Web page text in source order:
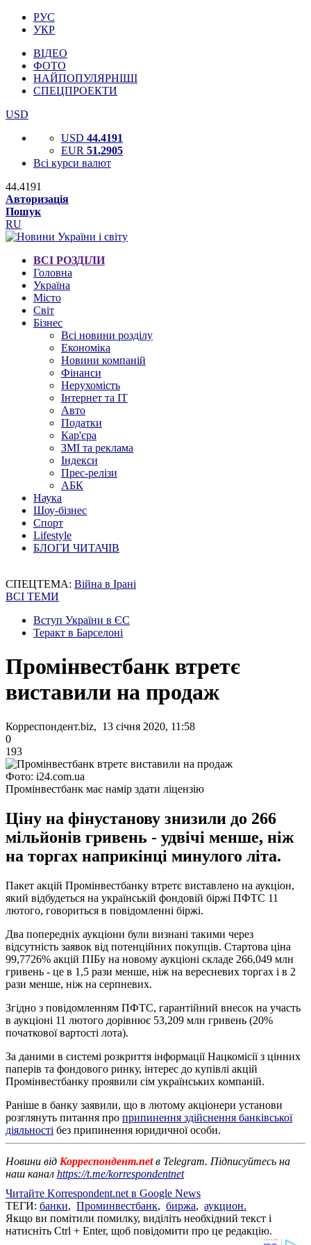
РУС
УКР
ВІДЕО
ФОТО
НАЙПОПУЛЯРНІШІ
СПЕЦПРОЕКТИ
USD
USD 44.4191
EUR 51.2905
Всі курси валют
44.4191
Авторизація
Пошук
RU
ВСІ РОЗДІЛИ
Головна
Україна
Місто
Світ
Бізнес
Всі новини розділу
Економіка
Новини компаній
Фінанси
Нерухомість
Інтернет та IT
Авто
Податки
Кар'єра
ЗМІ та реклама
Індекси
Прес-релізи
АБК
Наука
Шоу-бізнес
Спорт
Lifestyle
БЛОГИ ЧИТАЧІВ
СПЕЦТЕМА: Війна в Ірані
ВСІ ТЕМИ
Вступ України в ЄС
Теракт в Барселоні
Промінвестбанк втретє
виставили на продаж
Корреспондент.biz, 13 січня 2020, 11:58
0
193
Фото: i24.com.ua
Промінвестбанк має намір здати ліцензію
Ціну на фінустанову знизили до 266
мільйонів гривень - удвічі менше, ніж
на торгах наприкінці минулого літа.
Пакет акцій Промінвестбанку втретє виставлено на аукціон,
який відбудеться на українській фондовій біржі ПФТС 11
лютого, говориться в повідомленні біржі.
Два попередніх аукціони були визнані такими через
відсутність заявок від потенційних покупців. Стартова ціна
99,7726% акцій ПІБу на новому аукціоні складе 266,049 млн
гривень - це в 1,5 рази менше, ніж на вересневих торгах і в 2
рази менше, ніж на серпневих.
Згідно з повідомленням ПФТС, гарантійний внесок на участь
в аукціоні 11 лютого дорівнює 53,209 млн гривень (20%
початкової вартості лота).
За даними в системі розкриття інформації Нацкомісії з цінних
паперів та фондового ринку, інтерес до купівлі акцій
Промінвестбанку проявили сім українських компаній.
Раніше в банку заявили, що в лютому акціонери установи
розглянуть питання про припинення здійснення банківської
діяльності без припинення юридичної особи.
Новини від Корреспондент.netв Telegram. Підписуйтесь на
наш канал https://t.me/korrespondentnet
Читайте Korrespondent.net в Google News
ТЕГИ: банки, Проминвестбанк, биржа, аукцион.
Якщо ви помітили помилку, виділіть необхідний текст і
натисніть Ctrl + Enter, щоб повідомити про це редакцію.